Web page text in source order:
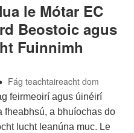
le Mótar EC
Beostoic agus
Fuinnimh
Fág teachtaireacht dom
feirmeoirí agus úinéirí
fheabhsú, a bhuíochas do
lucht leanúna muc. Le